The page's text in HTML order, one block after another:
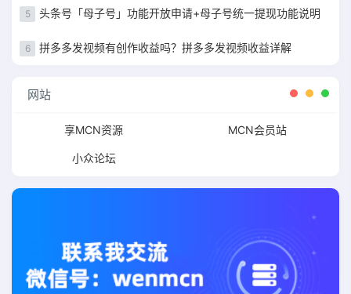
5 头条号「母子号」功能开放申请+母子号统一提现功能说明
6 拼多多发视频有创作收益吗？拼多多发视频收益详解
网站
享MCN资源 MCN会员站
小众论坛